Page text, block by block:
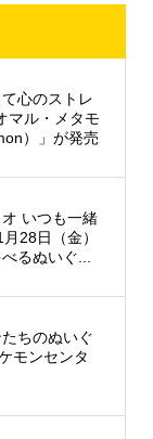
心のストレ
マル・メタモ
）」が発売
いつも一緒
28日（金）
るぬいぐ...
ちのぬいぐ
モンセンタ